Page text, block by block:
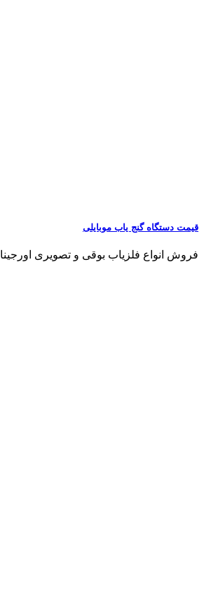
قیمت دستگاه گنج یاب موبایلی
فروش انواع فلزیاب بوقی و تصویری اورجینال